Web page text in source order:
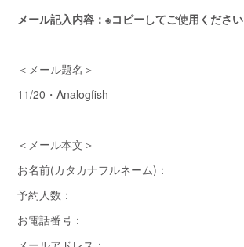
メール記入内容：※コピーしてご使用ください
＜メール題名＞
11/20・Analogfish
＜メール本文＞
お名前(カタカナフルネーム)：
予約人数：
お電話番号：